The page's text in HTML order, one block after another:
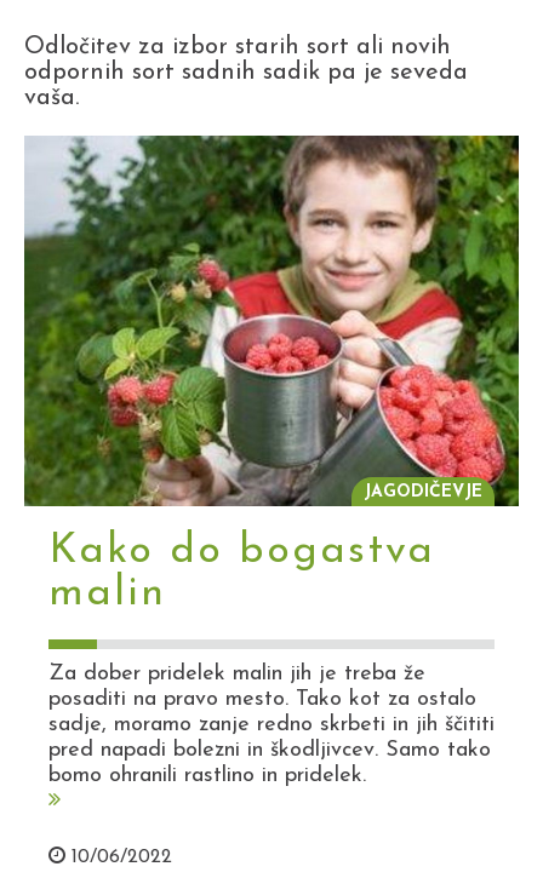
Odločitev za izbor starih sort ali novih
odpornih sort sadnih sadik pa je seveda
vaša.
JAGODIČEVJE
Kako do bogastva
malin
Za dober pridelek malin jih je treba že
posaditi na pravo mesto. Tako kot za ostalo
sadje, moramo zanje redno skrbeti in jih ščititi
pred napadi bolezni in škodljivcev. Samo tako
bomo ohranili rastlino in pridelek.
10/06/2022